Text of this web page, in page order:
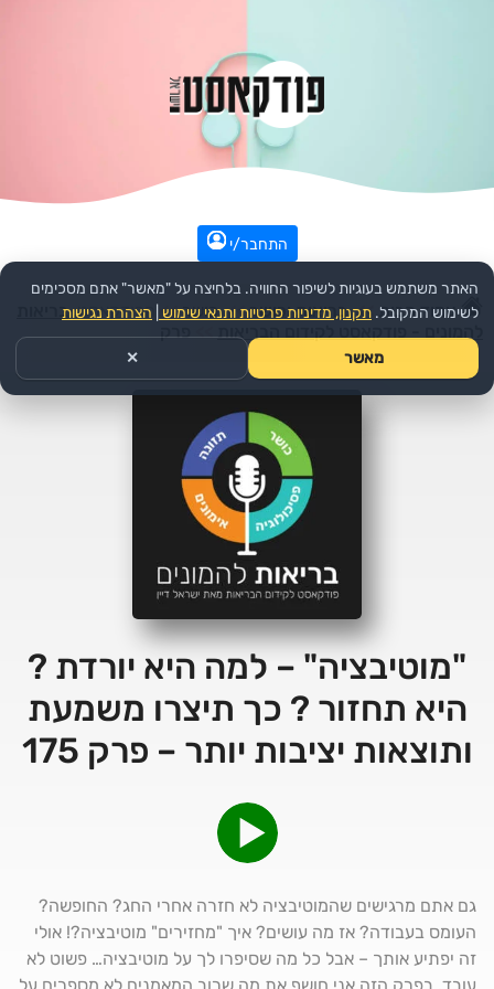
התחבר/י
עמוד הבית >> בריאות וכושר >> כושר >> הפודקאסט: בריאות
להמונים - פודקאסט לקידום הבריאות >>פרק
"מוטיבציה" – למה היא יורדת ?
היא תחזור ? כך תיצרו משמעת
ותוצאות יציבות יותר – פרק 175
גם אתם מרגישים שהמוטיבציה לא חזרה אחרי החג? החופשה?
העומס בעבודה? אז מה עושים? איך "מחזירים" מוטיבציה?! אולי
זה יפתיע אותך – אבל כל מה שסיפרו לך על מוטיבציה… פשוט לא
האתר משתמש בעוגיות לשיפור החוויה. בלחיצה על "מאשר" אתם מסכימים
לשימוש המקובל. תקנון, מדיניות פרטיות ותנאי שימוש הצהרת נגישות
מאשר ✕